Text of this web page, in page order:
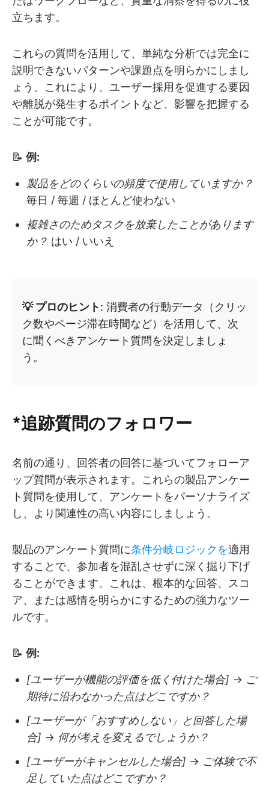
立ちます。
これらの質問を活用して、単純な分析では完全に
説明できないパターンや課題点を明らかにしまし
ょう。これにより、ユーザー採用を促進する要因
や離脱が発生するポイントなど、影響を把握する
ことが可能です。
📝 例:
製品をどのくらいの頻度で使用していますか？
毎日 / 毎週 / ほとんど使わない
複雑さのためタスクを放棄したことがあります
か？ はい / いいえ
💡 プロのヒント: 消費者の行動データ（クリッ
ク数やページ滞在時間など）を活用して、次
に聞くべきアンケート質問を決定しましょ
う。
*追跡質問のフォロワー
名前の通り、回答者の回答に基づいてフォローア
ップ質問が表示されます。これらの製品アンケー
ト質問を使用して、アンケートをパーソナライズ
し、より関連性の高い内容にしましょう。
製品のアンケート質問に条件分岐ロジックを適用
することで、参加者を混乱させずに深く掘り下げ
ることができます。これは、根本的な回答、スコ
ア、または感情を明らかにするための強力なツー
ルです。
📝 例:
[ユーザーが機能の評価を低く付けた場合] → ご
期待に沿わなかった点はどこですか？
[ユーザーが「おすすめしない」と回答した場
合] → 何が考えを変えるでしょうか？
[ユーザーがキャンセルした場合] → ご体験で不
足していた点はどこですか？